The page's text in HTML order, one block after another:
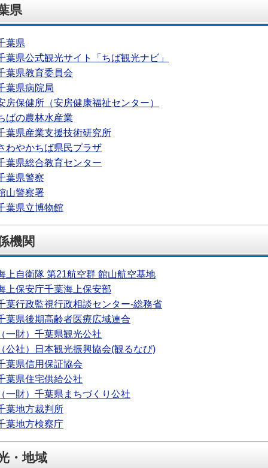
県
葉県
葉県公式観光サイト「ちば観光ナビ」
葉県教育委員会
葉県病院局
房保健所（安房健康福祉センター）
ばの農林水産業
葉県産業支援技術研究所
わやかちば県民プラザ
葉県総合教育センター
葉県警察
山警察署
葉県立博物館
機関
上自衛隊 第21航空群 館山航空基地
上保安庁千葉海上保安部
葉行政監視行政相談センター-総務省
葉県後期高齢者医療広域連合
一財）千葉県観光公社
公社）日本観光振興協会(観るなび)
葉県信用保証協会
葉県住宅供給公社
一財）千葉県まちづくり公社
葉地方裁判所
葉地方検察庁
・地域